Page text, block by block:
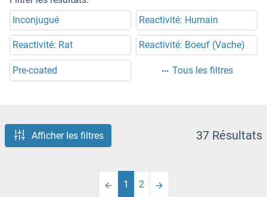
Inconjugué
Reactivité: Humain
Reactivité: Rat Reactivité: Boeuf (Vache)
Pre-coated Tous les filtres
Afficher les filtres 37 Résultats
1 2